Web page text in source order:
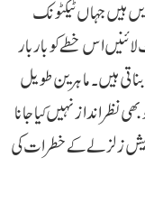
ہیں جہاں ٹیکٹونک
اس خطے کو بار بار
ہیں۔ ماہرین طویل
نظر انداز نہیں کیا جانا
زلزلے کے خطرات کی